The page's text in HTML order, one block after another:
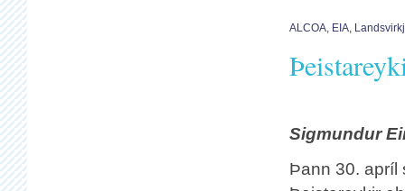
ALCOA, EIA,
Sigmundur
Þann 30. apríl